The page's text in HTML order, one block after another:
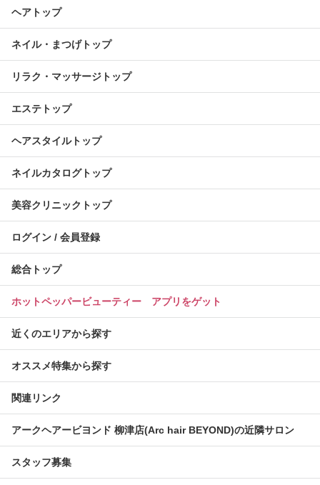
ヘアトップ
ネイル・まつげトップ
リラク・マッサージトップ
エステトップ
ヘアスタイルトップ
ネイルカタログトップ
美容クリニックトップ
ログイン / 会員登録
総合トップ
ホットペッパービューティー アプリをゲット
近くのエリアから探す
オススメ特集から探す
関連リンク
アークヘアービヨンド 柳津店(Arc hair BEYOND)の近隣サロン
スタッフ募集